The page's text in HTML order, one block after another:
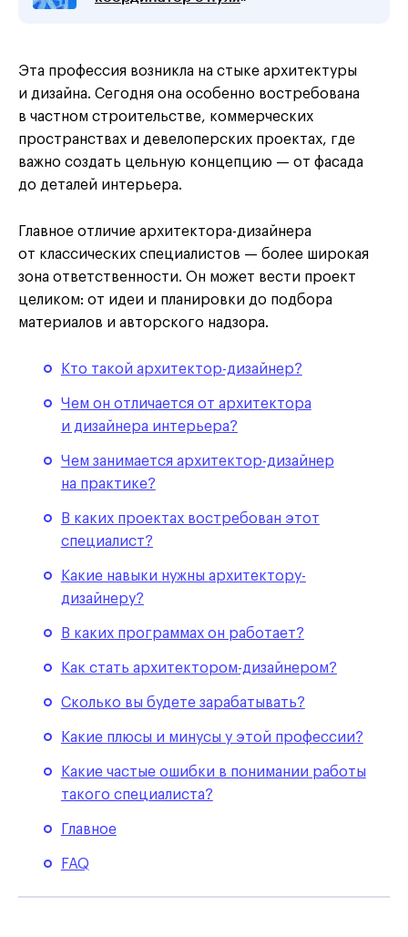
Эта профессия возникла на стыке архитектуры
и дизайна. Сегодня она особенно востребована
в частном строительстве, коммерческих
пространствах и девелоперских проектах, где
важно создать цельную концепцию — от фасада
до деталей интерьера.
Главное отличие архитектора-дизайнера
от классических специалистов — более широкая
зона ответственности. Он может вести проект
целиком: от идеи и планировки до подбора
материалов и авторского надзора.
Кто такой архитектор-дизайнер?
Чем он отличается от архитектора
и дизайнера интерьера?
Чем занимается архитектор-дизайнер
на практике?
В каких проектах востребован этот
специалист?
Какие навыки нужны архитектору-
дизайнеру?
В каких программах он работает?
Как стать архитектором-дизайнером?
Сколько вы будете зарабатывать?
Какие плюсы и минусы у этой профессии?
Какие частые ошибки в понимании работы
такого специалиста?
Главное
FAQ